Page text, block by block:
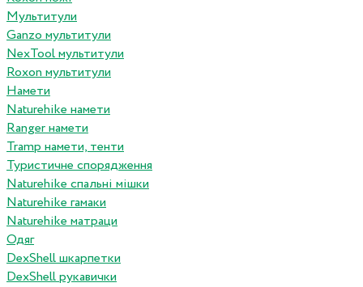
Мультитули
Ganzo мультитули
NexTool мультитули
Roxon мультитули
Намети
Naturehike намети
Ranger намети
Tramp намети, тенти
Туристичне спорядження
Naturehike спальні мішки
Naturehike гамаки
Naturehike матраци
Одяг
DexShell шкарпетки
DexShell рукавички